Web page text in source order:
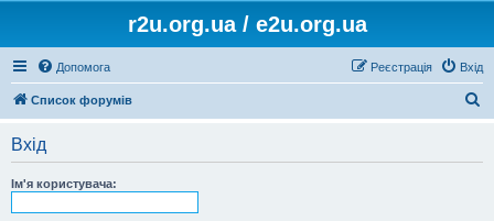
r2u.org.ua / e2u.org.ua
Допомога Вхід
Реєстрація
Список форумів
Вхід
Ім'я користувача: